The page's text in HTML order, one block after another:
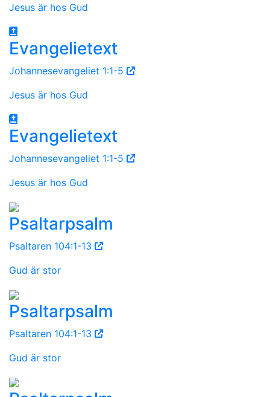
Jesus är hos Gud
Evangelietext
Johannesevangeliet 1:1-5
Jesus är hos Gud
Evangelietext
Johannesevangeliet 1:1-5
Jesus är hos Gud
Psaltarpsalm
Psaltaren 104:1-13
Gud är stor
Psaltarpsalm
Psaltaren 104:1-13
Gud är stor